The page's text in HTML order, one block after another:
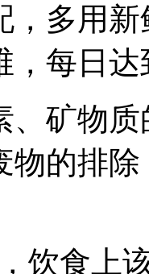
，多用
，每日
、矿物
物的排
饮食上